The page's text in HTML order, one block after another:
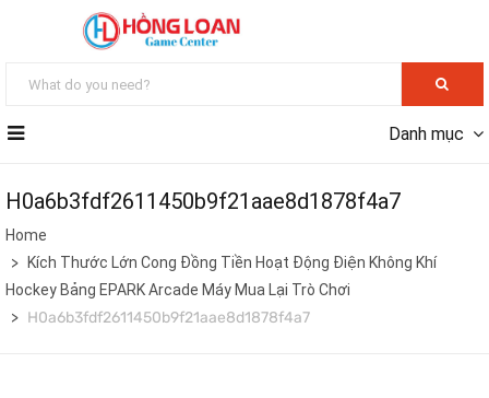
Danh mục
H0a6b3fdf2611450b9f21aae8d1878f4a7
Home
Kích Thước Lớn Cong Đồng Tiền Hoạt Động Điện Không Khí
Hockey Bảng EPARK Arcade Máy Mua Lại Trò Chơi
H0a6b3fdf2611450b9f21aae8d1878f4a7